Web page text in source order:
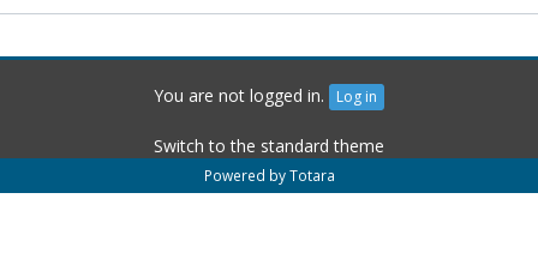
You are not logged in. Log in
Switch to the standard theme
Powered byTotara